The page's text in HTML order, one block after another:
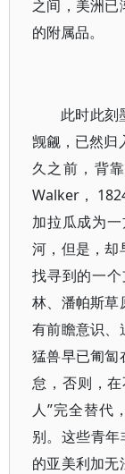
之间，美洲已
的附属品。
此时此刻
觊觎，已然归
久之前，背
Walker，
加拉瓜成为
河，但是，却
找寻到的一
林、潘帕斯草
有前瞻意识、
猛兽早已匍匐
怠，否则，
人”完全替代
别。这些青年
的亚美利加